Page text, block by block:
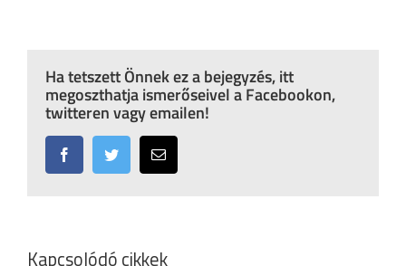
Ha tetszett Önnek ez a bejegyzés, itt
megoszthatja ismerőseivel a Facebookon,
twitteren vagy emailen!
FacebookTwitter Email:
Kapcsolódó cikkek